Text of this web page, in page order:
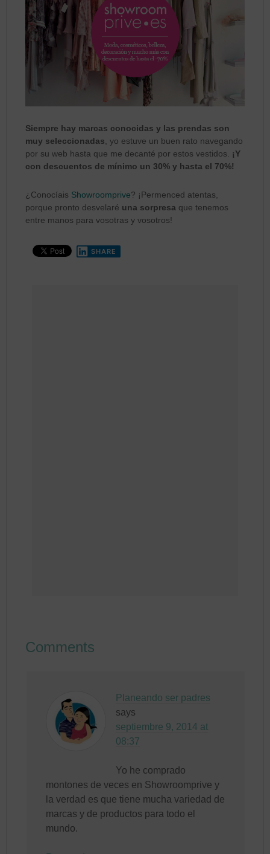
Siempre hay marcas conocidas y las prendas son
muy seleccionadas , yo estuve un buen rato navegando
por su web hasta que me decanté por estos vestidos. ¡Y
con descuentos de mínimo un 30% y hasta el 70%!
¿Conocíais Showroomprive? ¡Permenced atentas,
porque pronto desvelaré una sorpresa que tenemos
entre manos para vosotras y vosotros!
SHARE
Comments
Planeando ser padres
says
septiembre 9, 2014 at
08:37
Yo he comprado
montones de veces en Showroomprive y
la verdad es que tiene mucha variedad de
marcas y de productos para todo el
mundo.